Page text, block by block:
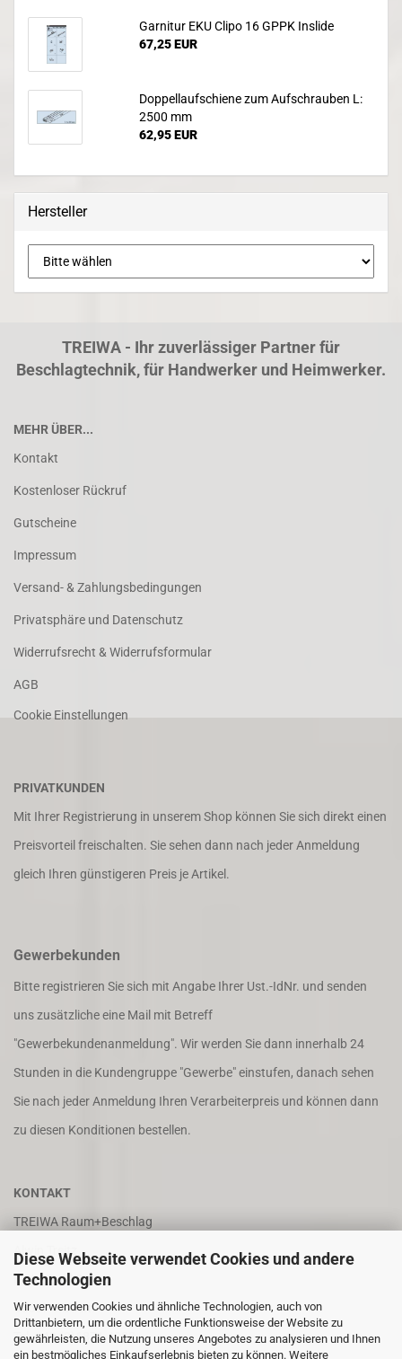
Diese Webseite verwendet Cookies und andere
Technologien
Wir verwenden Cookies und ähnliche Technologien, auch von
Drittanbietern, um die ordentliche Funktionsweise der Website zu
gewährleisten, die Nutzung unseres Angebotes zu analysieren und Ihnen
ein bestmögliches Einkaufserlebnis bieten zu können. Weitere
Garnitur EKU Clipo 16 GPPK Inslide
67,25 EUR
Doppellaufschiene zum Aufschrauben L:
2500 mm
62,95 EUR
Hersteller
TREIWA - Ihr zuverlässiger Partner für
Beschlagtechnik, für Handwerker und Heimwerker.
MEHR ÜBER...
Kontakt
Kostenloser Rückruf
Gutscheine
Impressum
Versand- & Zahlungsbedingungen
Privatsphäre und Datenschutz
Widerrufsrecht & Widerrufsformular
AGB
Cookie Einstellungen
PRIVATKUNDEN
Mit Ihrer Registrierung in unserem Shop können Sie sich direkt einen
Preisvorteil freischalten. Sie sehen dann nach jeder Anmeldung
gleich Ihren günstigeren Preis je Artikel.
Gewerbekunden
Bitte registrieren Sie sich mit Angabe Ihrer Ust.-IdNr. und senden
uns zusätzliche eine Mail mit Betreff
"Gewerbekundenanmeldung". Wir werden Sie dann innerhalb 24
Stunden in die Kundengruppe "Gewerbe" einstufen, danach sehen
Sie nach jeder Anmeldung Ihren Verarbeiterpreis und können dann
zu diesen Konditionen bestellen.
KONTAKT
TREIWA Raum+Beschlag
Alwin Treitz
In der Puhl 8
66687 Wadern
Tel. +49 (0)6871 4202